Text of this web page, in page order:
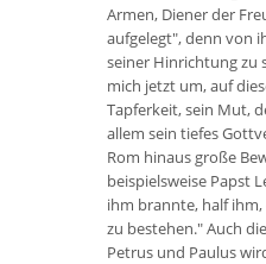
Armen, Diener der
aufgelegt", denn von
seiner Hinrichtung zu
mich jetzt um, auf
Tapferkeit, sein Mut,
allem sein tiefes
Rom hinaus große
beispielsweise Papst
ihm brannte, half
zu bestehen." Auch
Petrus und Paulus